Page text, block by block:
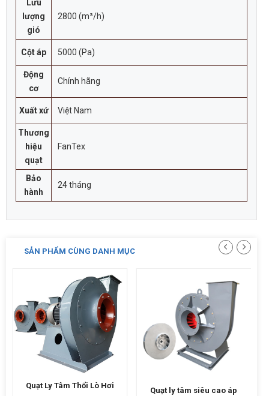
Lưu
lượng
gió
2800 (m³/h)
Cột áp 5000 (Pa)
Động
cơ
Chính hãng
Xuất xứ Việt Nam
Thương
hiệu
quạt
FanTex
Bảo
hành
24 tháng
SẢN PHẨM CÙNG DANH MỤC
Quạt Ly Tâm Thổi Lò Hơi
Quạt ly tâm siêu cao áp